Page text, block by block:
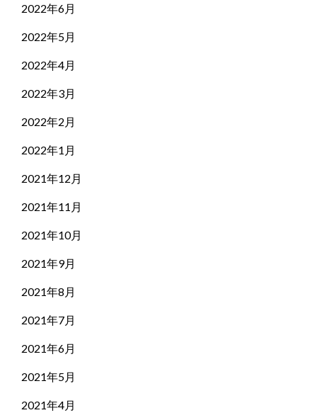
2022年6月
2022年5月
2022年4月
2022年3月
2022年2月
2022年1月
2021年12月
2021年11月
2021年10月
2021年9月
2021年8月
2021年7月
2021年6月
2021年5月
2021年4月